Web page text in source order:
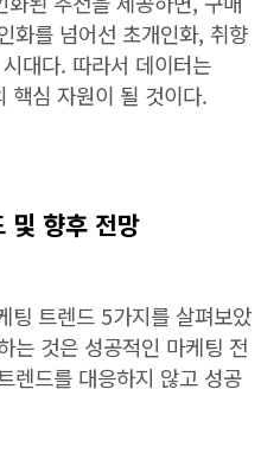
화를 넘어선 초개인화, 취향
대다. 따라서 데이터는
핵심 자원이 될 것이다.
및 향후 전망
팅 트렌드 5가지를 살펴보았
는 것은 성공적인 마케팅 전
렌드를 대응하지 않고 성공